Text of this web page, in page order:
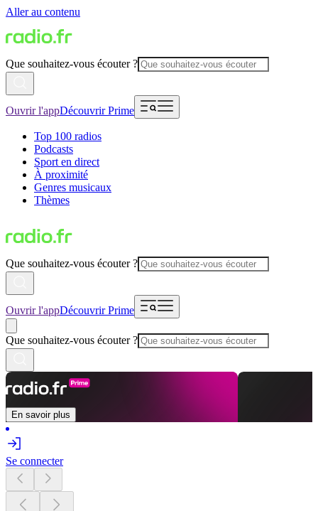
Aller au contenu
Que souhaitez-vous écouter ?
Ouvrir l'appDécouvrir Prime
Top 100 radios
Podcasts
Sport en direct
À proximité
Genres musicaux
Thèmes
Que souhaitez-vous écouter ?
Ouvrir l'appDécouvrir Prime
Que souhaitez-vous écouter ?
En savoir plus
Se connecter